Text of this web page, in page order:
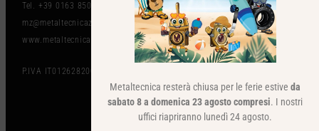
Tel. +39 0163 850497
mz@metaltecnicazanolo.com
www.metaltecnicazanolo.com
P.IVA IT01262820036
Metaltecnica resterà chiusa per le ferie estive da
sabato 8 a domenica 23 agosto compresi. I nostri
uffici riapriranno lunedì 24 agosto.